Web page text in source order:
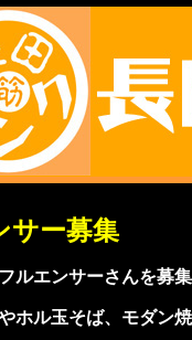
サー募集
ルエンサーさんを募
ホル玉そば、モダン